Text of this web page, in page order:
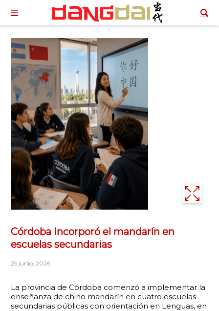
Córdoba incorporó el mandarín en
escuelas secundarias
25 junio, 2026
La provincia de Córdoba comenzó a implementar la
enseñanza de chino mandarín en cuatro escuelas
secundarias públicas con orientación en Lenguas, en